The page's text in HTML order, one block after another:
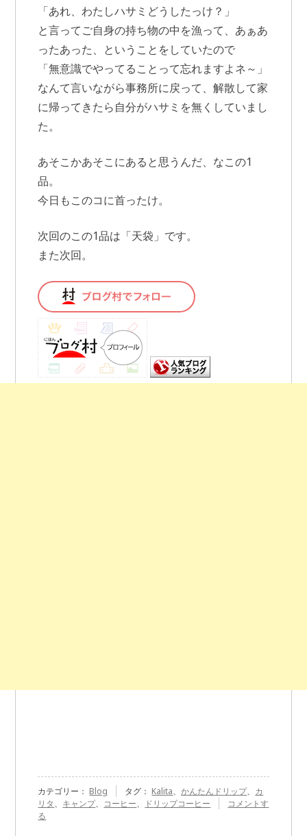
「あれ、わたしハサミどうしたっけ？」
と言ってご自身の持ち物の中を漁って、あぁあ
ったあった、ということをしていたので
「無意識でやってることって忘れますよネ～」
なんて言いながら事務所に戻って、解散して家
に帰ってきたら自分がハサミを無くしていまし
た。
あそこかあそこにあると思うんだ、なこの1
品。
今日もこのコに首ったけ。
次回のこの1品は「天袋」です。
また次回。
カテゴリー： Blog タグ： Kalita、かんたんドリップ、 カ
リタ、 キャンプ、 コーヒー、 ドリップコーヒー
『Kalita
コメントす
る